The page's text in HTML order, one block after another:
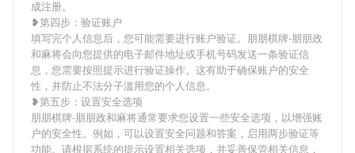
成注册。
❥第四步：验证账户
填写完个人信息后，您可能需要进行账户验证。朋朋棋牌-朋朋政
和麻将会向您提供的电子邮件地址或手机号码发送一条验证信
息，您需要按照提示进行验证操作。这有助于确保账户的安全
性，并防止不法分子滥用您的个人信息。
❥第五步：设置安全选项
朋朋棋牌-朋朋政和麻将通常要求您设置一些安全选项，以增强账
户的安全性。例如，可以设置安全问题和答案，启用两步验证等
功能。请根据系统的提示设置相关选项，并妥善保管相关信息，